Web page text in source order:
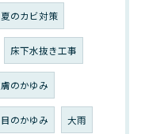
夏のカビ対策
床下水抜き工事
のかゆみ
目のかゆみ 大雨